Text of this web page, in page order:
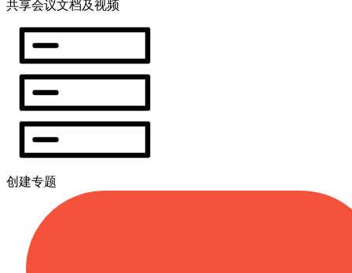
共享会议文档及视频
创建专题